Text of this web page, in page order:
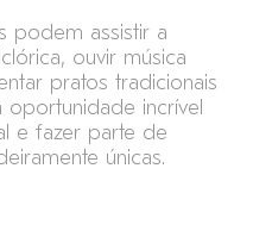
podem assistir a
ouvir música
pratos tradicionais
oportunidade incrível
e fazer parte de
únicas.